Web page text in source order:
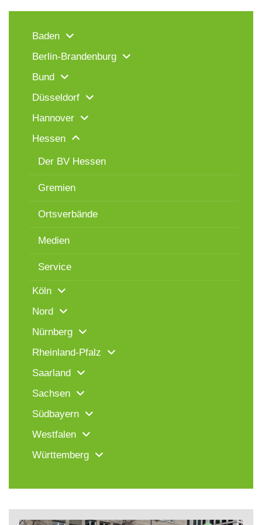
Baden
Berlin-Brandenburg
Bund
Düsseldorf
Hannover
Hessen
Der BV Hessen
Gremien
Ortsverbände
Medien
Service
Köln
Nord
Nürnberg
Rheinland-Pfalz
Saarland
Sachsen
Südbayern
Westfalen
Württemberg